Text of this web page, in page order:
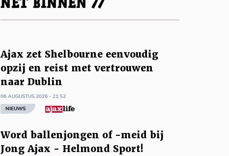
NET BINNEN //
Ajax zet Shelbourne eenvoudig
opzij en reist met vertrouwen
naar Dublin
06 AUGUSTUS 2026 - 21:52
NIEUWS
Word ballenjongen of -meid bij
Jong Ajax - Helmond Sport!